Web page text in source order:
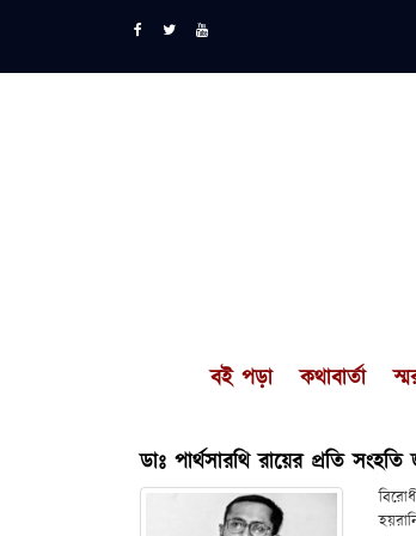
বই পড়া কথাবার্তা
ডাঃ পার্থসারথি রায়ের প্রতি সংহতি